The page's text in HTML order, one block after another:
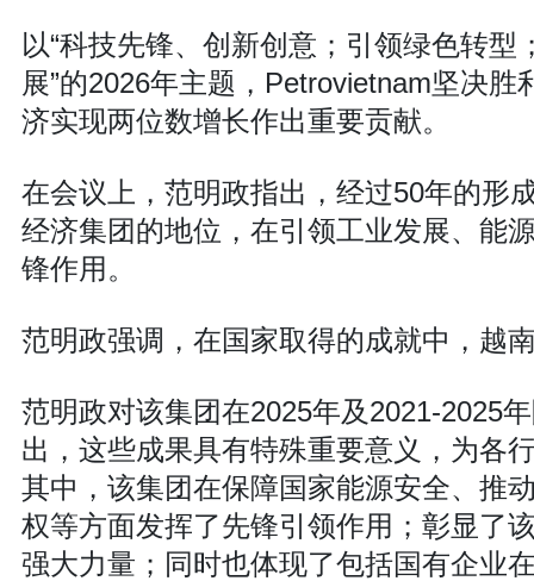
以“科技先锋、创新创意；引领绿色转
展”的2026年主题，Petrovietnam坚决
济实现两位数增长作出重要贡献。
在会议上，范明政指出，经过50年的形
经济集团的地位，在引领工业发展、能
锋作用。
范明政强调，在国家取得的成就中，越
范明政对该集团在2025年及2021-2025
出，这些成果具有特殊重要意义，为各
其中，该集团在保障国家能源安全、推
权等方面发挥了先锋引领作用；彰显了
强大力量；同时也体现了包括国有企业